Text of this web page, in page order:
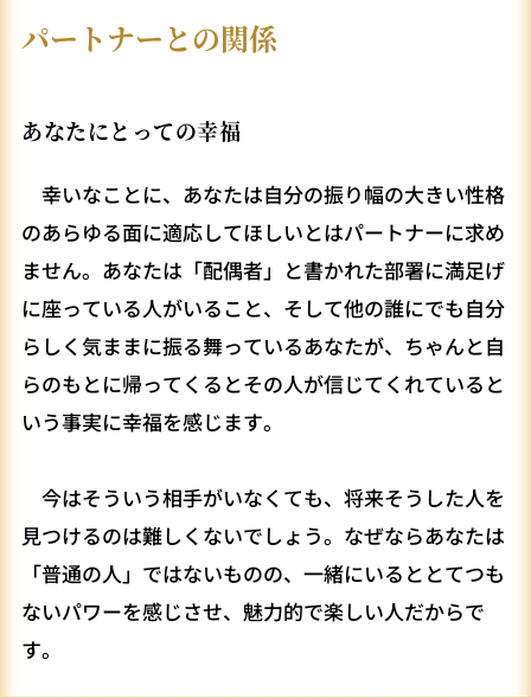
パートナーとの関係
あなたにとっての幸福
幸いなことに、あなたは自分の振り幅の大きい性格
のあらゆる面に適応してほしいとはパートナーに求め
ません。あなたは「配偶者」と書かれた部署に満足げ
に座っている人がいること、そして他の誰にでも自分
らしく気ままに振る舞っているあなたが、ちゃんと自
らのもとに帰ってくるとその人が信じてくれていると
いう事実に幸福を感じます。
今はそういう相手がいなくても、将来そうした人を
見つけるのは難しくないでしょう。なぜならあなたは
「普通の人」ではないものの、一緒にいるととてつも
ないパワーを感じさせ、魅力的で楽しい人だからで
す。